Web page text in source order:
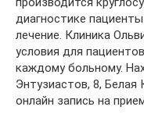
диагностике
лечение. Клиника
условия для
каждому больному.
Энтузиастов, 8,
онлайн запись на